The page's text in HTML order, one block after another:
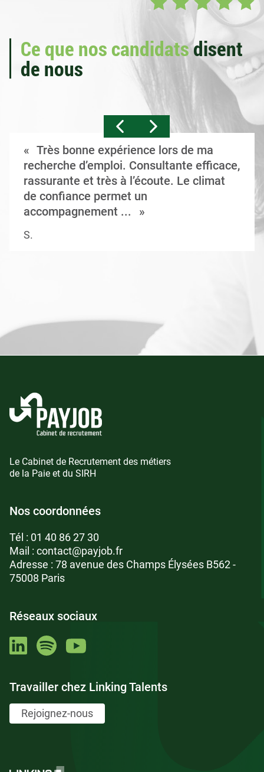
Ce que nos candidatsdisent
de nous
Très bonne expérience lors de ma
recherche d’emploi. Consultante efficace,
rassurante et très à l’écoute. Le climat
de confiance permet un
accompagnement ...
S.
Le Cabinet de Recrutement des métiers
de la Paie et du SIRH
Nos coordonnées
Tél : 01 40 86 27 30
Mail : contact@payjob.fr
Adresse : 78 avenue des Champs Élysées B562 -
75008 Paris
Réseaux sociaux
Travailler chez Linking Talents
Rejoignez-nous